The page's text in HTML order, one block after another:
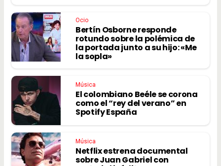
Ocio
Bertín Osborne responde
rotundo sobre la polémica de
la portada junto a su hijo: «Me
la sopla»
Música
El colombiano Beéle se corona
como el “rey del verano” en
Spotify España
Música
Netflix estrena documental
sobre Juan Gabriel con